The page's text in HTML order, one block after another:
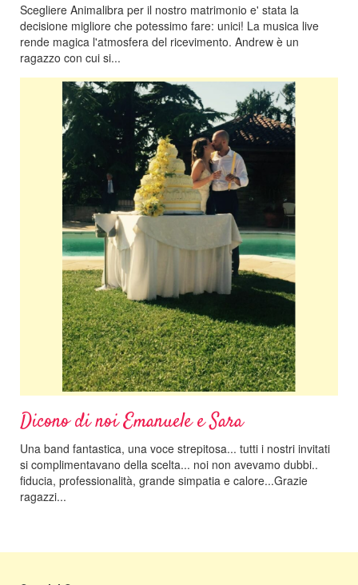
Scegliere Animalibra per il nostro matrimonio e' stata la
decisione migliore che potessimo fare: unici! La musica live
rende magica l'atmosfera del ricevimento. Andrew è un
ragazzo con cui si...
Dicono di noi Emanuele e Sara
Una band fantastica, una voce strepitosa... tutti i nostri invitati
si complimentavano della scelta... noi non avevamo dubbi..
fiducia, professionalità, grande simpatia e calore...Grazie
ragazzi...